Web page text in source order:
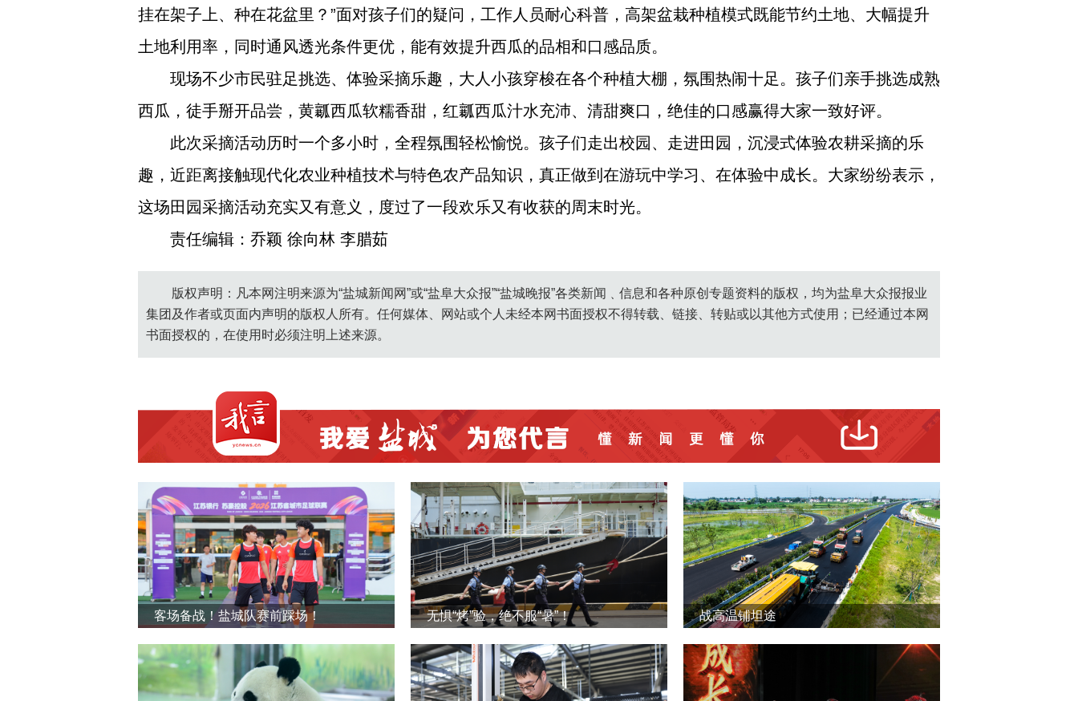
挂在架子上、种在花盆里？”面对孩子们的疑问，工作人员耐心科普，高架盆栽种植模式既能节约土地、大幅提升
土地利用率，同时通风透光条件更优，能有效提升西瓜的品相和口感品质。
现场不少市民驻足挑选、体验采摘乐趣，大人小孩穿梭在各个种植大棚，氛围热闹十足。孩子们亲手挑选成熟
西瓜，徒手掰开品尝，黄瓤西瓜软糯香甜，红瓤西瓜汁水充沛、清甜爽口，绝佳的口感赢得大家一致好评。
此次采摘活动历时一个多小时，全程氛围轻松愉悦。孩子们走出校园、走进田园，沉浸式体验农耕采摘的乐
趣，近距离接触现代化农业种植技术与特色农产品知识，真正做到在游玩中学习、在体验中成长。大家纷纷表示，
这场田园采摘活动充实又有意义，度过了一段欢乐又有收获的周末时光。
责任编辑：乔颖 徐向林 李腊茹
版权声明：凡本网注明来源为“盐城新闻网”或“盐阜大众报”“盐城晚报”各类新闻﹑信息和各种原创专题资料的版权，均为盐阜大众报报业
集团及作者或页面内声明的版权人所有。任何媒体、网站或个人未经本网书面授权不得转载、链接、转贴或以其他方式使用；已经通过本网
书面授权的，在使用时必须注明上述来源。
客场备战！盐城队赛前踩场！ 无惧“烤”验，绝不服“暑”！ 战高温铺坦途